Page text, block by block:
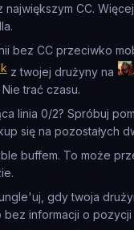
największym CC.
bez CC przeciwko
z twojej drużyny na
Nie trać czasu.
linia 0/2? Spróbuj
się na pozostałych
buffem. To może
gdy twoja
informacji o pozycji